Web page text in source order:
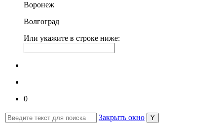
Воронеж
Волгоград
Или укажите в строке ниже:
0
Закрыть окно